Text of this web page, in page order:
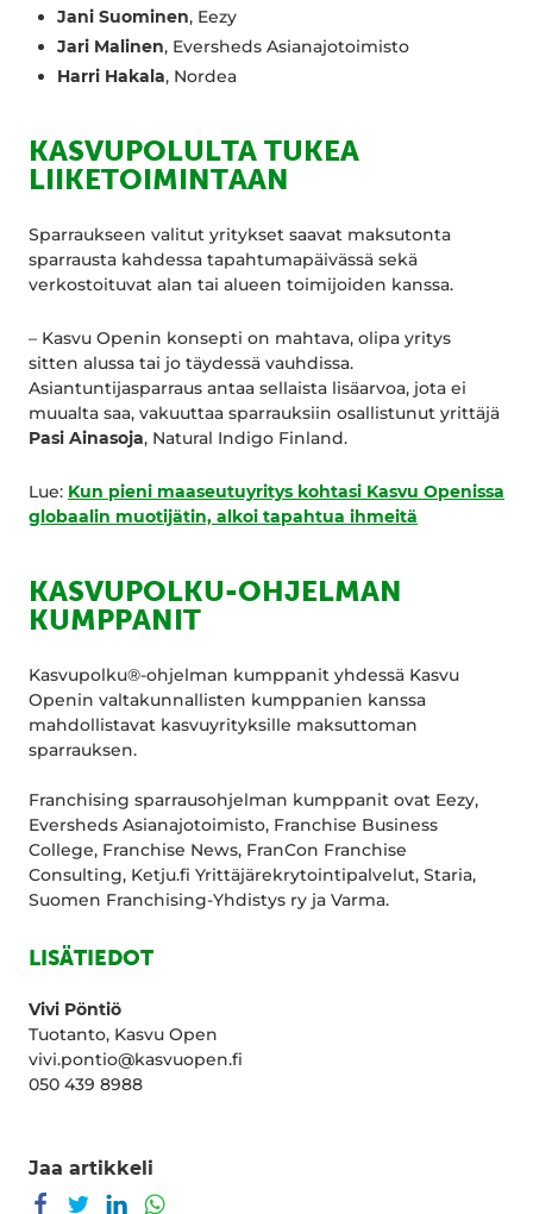
Jani Suominen, Eezy
Jari Malinen, Eversheds Asianajotoimisto
Harri Hakala, Nordea
KASVUPOLULTA TUKEA
LIIKETOIMINTAAN
Sparraukseen valitut yritykset saavat maksutonta
sparrausta kahdessa tapahtumapäivässä sekä
verkostoituvat alan tai alueen toimijoiden kanssa.
– Kasvu Openin konsepti on mahtava, olipa yritys
sitten alussa tai jo täydessä vauhdissa.
Asiantuntijasparraus antaa sellaista lisäarvoa, jota ei
muualta saa, vakuuttaa sparrauksiin osallistunut yrittäjä
Pasi Ainasoja, Natural Indigo Finland.
Lue: Kun pieni maaseutuyritys kohtasi Kasvu Openissa
globaalin muotijätin, alkoi tapahtua ihmeitä
KASVUPOLKU-OHJELMAN
KUMPPANIT
Kasvupolku®-ohjelman kumppanit yhdessä Kasvu
Openin valtakunnallisten kumppanien kanssa
mahdollistavat kasvuyrityksille maksuttoman
sparrauksen.
Franchising sparrausohjelman kumppanit ovat Eezy,
Eversheds Asianajotoimisto, Franchise Business
College, Franchise News, FranCon Franchise
Consulting, Ketju.fi Yrittäjärekrytointipalvelut, Staria,
Suomen Franchising-Yhdistys ry ja Varma.
LISÄTIEDOT
Vivi Pöntiö
Tuotanto, Kasvu Open
vivi.pontio@kasvuopen.fi
050 439 8988
Jaa artikkeli
Jaa Facebookissa
Jaa TwitterissäJaa LinkedInissä